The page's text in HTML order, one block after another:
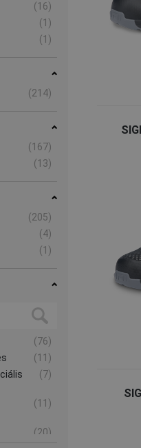
(16)
(1)
(1)
(214)
(167)
(13)
(205)
(4)
(1)
(76)
(11)
(7)
(11)
(20)